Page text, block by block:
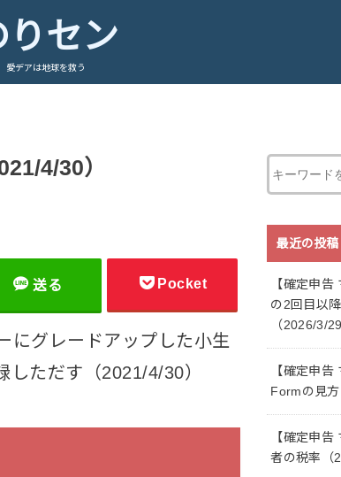
りセン
愛デアは地球を救う
4/30）
送る Pocket
にグレードアップした小生
ただす（2021/4/30）
最近の投稿
【確定申
の2回目以
（2026/3/29
【確定申
Formの見方
【確定申
者の税率（